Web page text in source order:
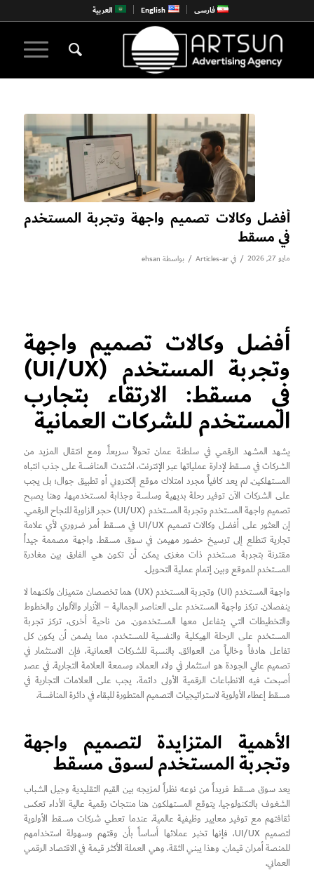
فارسی English العربية
أفضل وكالات تصميم واجهة وتجربة المستخدم
في مسقط
مايو 27, 2026 / فيArticles-ar
/ بواسطة ehsan
أفضل وكالات تصميم واجهة
وتجربة المستخدم (UI/UX)
في مسقط: الارتقاء بتجارب
المستخدم للشركات العمانية
يشهد المشهد الرقمي في سلطنة عمان تحولاً سريعاً. ومع انتقال المزيد من
الشركات في مسقط لإدارة عملياتها عبر الإنترنت، اشتدت المنافسة على جذب انتباه
المستهلكين. لم يعد كافياً مجرد امتلاك موقع إلكتروني أو تطبيق جوال؛ بل يجب
على الشركات الآن توفير رحلة بديهية وسلسة وجذابة لمستخدميها. وهنا يصبح
تصميم واجهة المستخدم وتجربة المستخدم (UI/UX) حجر الزاوية للنجاح الرقمي.
إن العثور على أفضل وكالات تصميم UI/UX في مسقط أمر ضروري لأي علامة
تجارية تتطلع إلى ترسيخ حضور مهيمن في سوق مسقط. واجهة مصممة جيداً
مقترنة بتجربة مستخدم ذات مغزى يمكن أن تكون هي الفارق بين مغادرة
المستخدم للموقع وبين إتمام عملية التحويل.
واجهة المستخدم (UI) وتجربة المستخدم (UX) هما تخصصان متميزان ولكنهما لا
ينفصلان. تركز واجهة المستخدم على العناصر الجمالية – الأزرار والألوان والخطوط
والتخطيطات التي يتفاعل معها المستخدمون. من ناحية أخرى، تركز تجربة
المستخدم على الرحلة الهيكلية والنفسية للمستخدم، مما يضمن أن يكون كل
تفاعل هادفاً وخالياً من العوائق. بالنسبة للشركات العمانية، فإن الاستثمار في
تصميم عالي الجودة هو استثمار في ولاء العملاء وسمعة العلامة التجارية. في عصر
أصبحت فيه الانطباعات الرقمية الأولى دائمة، يجب على العلامات التجارية في
مسقط إعطاء الأولوية لاستراتيجيات التصميم المتطورة للبقاء في دائرة المنافسة.
الأهمية المتزايدة لتصميم واجهة
وتجربة المستخدم لسوق مسقط
يعد سوق مسقط فريداً من نوعه نظراً لمزيجه بين القيم التقليدية وجيل الشباب
الشغوف بالتكنولوجيا. يتوقع المستهلكون هنا منتجات رقمية عالية الأداء تعكس
ثقافتهم مع توفير معايير وظيفية عالمية. عندما تعطي شركات مسقط الأولوية
لتصميم UI/UX، فإنها تخبر عملائها أساساً بأن وقتهم وسهولة استخدامهم
للمنصة أمران قيمان. وهذا يبني الثقة، وهي العملة الأكثر قيمة في الاقتصاد الرقمي
العماني.